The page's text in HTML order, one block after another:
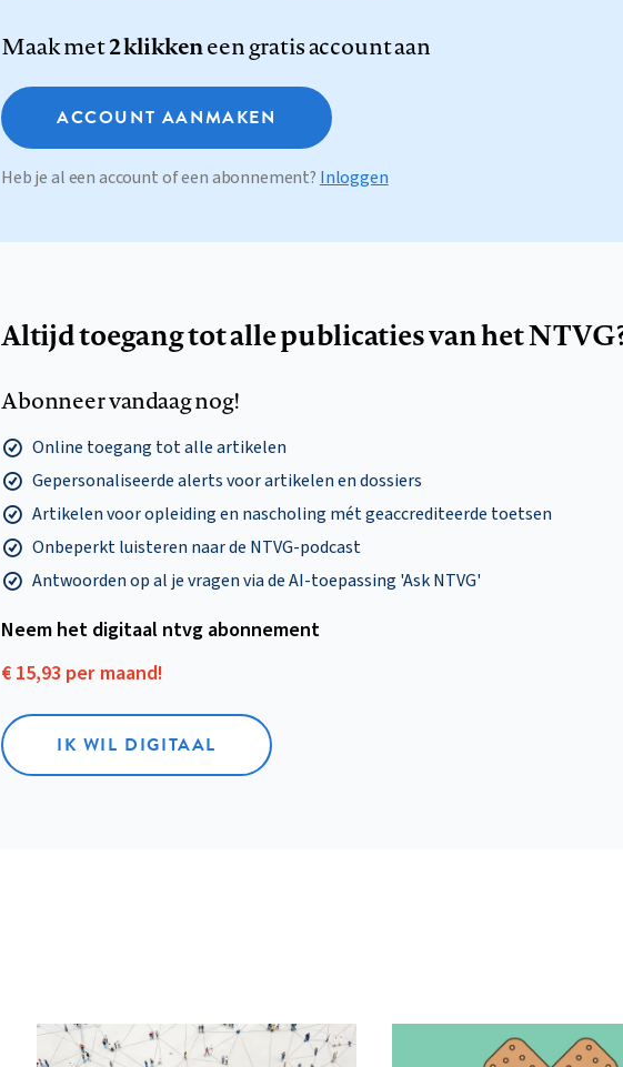
Maak met2 klikkeneen gratis account aan
ACCOUNT AANMAKEN
Heb je al een account of een abonnement? Inloggen
Altijd toegang tot alle publicaties van het
Abonneer vandaag nog!
Online toegang tot alle artikelen
Gepersonaliseerde alerts voor artikelen en dossiers
Artikelen voor opleiding en nascholing mét geaccrediteerde toetsen
Onbeperkt luisteren naar de NTVG-podcast
Antwoorden op al je vragen via de AI-toepassing 'Ask NTVG'
Neem het digitaal ntvg abonnement
€ 15,93 per maand!
IK WIL DIGITAAL